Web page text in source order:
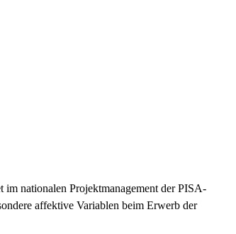
nationalen Projektmanagement der PISA-
affektive Variablen beim Erwerb der